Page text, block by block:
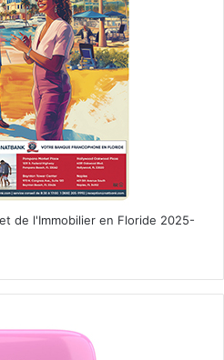
de l'Immobilier en Floride 2025-